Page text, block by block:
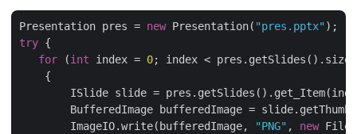
Presentation pres = new Presentation( "pres.pptx"
try {
for (int index = 0; index <
    {
ISlide slide =
BufferedImage bufferedImage =
        ImageIO.write(bufferedImage,
"PNG" , new File(